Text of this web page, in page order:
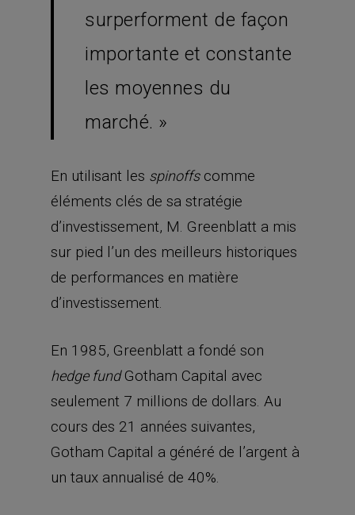
surperforment de façon
importante et constante
les moyennes du
marché. »
En utilisant les spinoffscomme
éléments clés de sa stratégie
d’investissement, M. Greenblatt a mis
sur pied l’un des meilleurs historiques
de performances en matière
d’investissement.
En 1985, Greenblatt a fondé son
hedge fundGotham Capital avec
seulement 7 millions de dollars. Au
cours des 21 années suivantes,
Gotham Capital a généré de l’argent à
un taux annualisé de 40%.